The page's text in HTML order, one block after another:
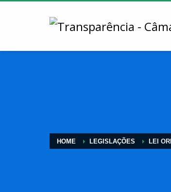
HOME LEGISLAÇÕES LEI